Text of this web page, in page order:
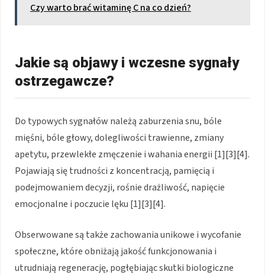
Czy warto brać witaminę C na co dzień?
Jakie są objawy i wczesne sygnały
ostrzegawcze?
Do typowych sygnałów należą zaburzenia snu, bóle
mięśni, bóle głowy, dolegliwości trawienne, zmiany
apetytu, przewlekłe zmęczenie i wahania energii [1][3][4].
Pojawiają się trudności z koncentracją, pamięcią i
podejmowaniem decyzji, rośnie drażliwość, napięcie
emocjonalne i poczucie lęku [1][3][4].
Obserwowane są także zachowania unikowe i wycofanie
społeczne, które obniżają jakość funkcjonowania i
utrudniają regenerację, pogłębiając skutki biologiczne